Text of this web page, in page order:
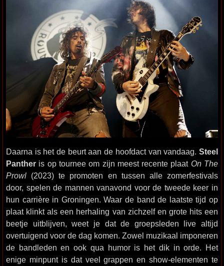
Daarna is het de beurt aan de hoofdact van vandaag. Steel
Panther is op tournee om zijn meest recente plaat On The
Prowl (2023) te promoten en tussen alle zomerfestivals
door, spelen de mannen vanavond voor de tweede keer in
hun carrière in Groningen. Waar de band de laatste tijd op
plaat klinkt als een herhaling van zichzelf en grote hits een
beetje uitblijven, weet je dat de groepsleden live altijd
overtuigend voor de dag komen. Zowel muzikaal imponeren
de bandleden en ook qua humor is het dik in orde. Het
enige minpunt is dat veel grappen en show-elementen te